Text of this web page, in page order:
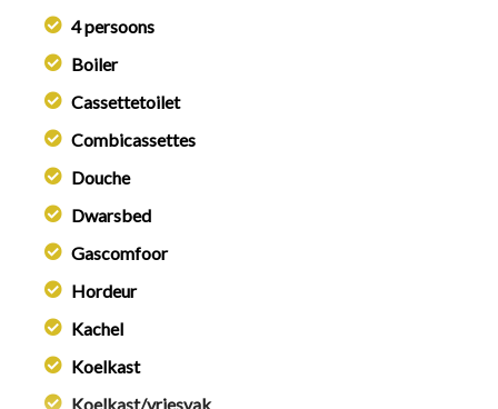
4 persoons
Boiler
Cassettetoilet
Combicassettes
Douche
Dwarsbed
Gascomfoor
Hordeur
Kachel
Koelkast
Koelkast/vriesvak